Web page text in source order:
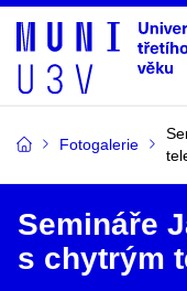
Fotogalerie
Semináře
s chytrým